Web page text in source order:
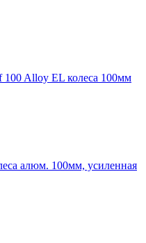
Alloy EL колеса 100мм
алюм. 100мм, усиленная